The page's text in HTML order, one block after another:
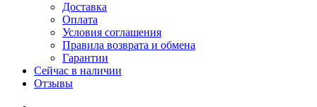
Доставка
Оплата
Условия соглашения
Правила возврата и обмена
Гарантии
Сейчас в наличии
Отзывы